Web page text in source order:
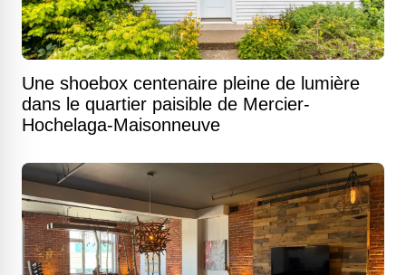
Une shoebox centenaire pleine de lumière
dans le quartier paisible de Mercier-
Hochelaga-Maisonneuve